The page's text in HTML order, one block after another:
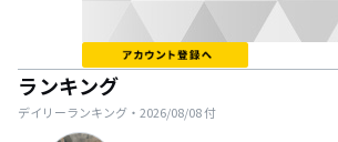
ランキング
デイリーランキング・ 2026/08/08付